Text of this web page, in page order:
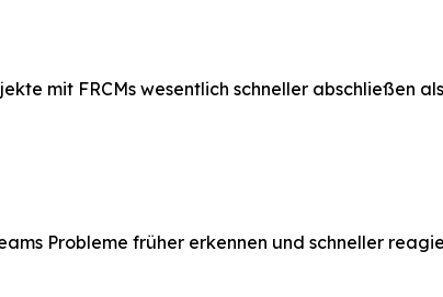
mit FRCMs wesentlich schneller abschließen
Probleme früher erkennen und schneller